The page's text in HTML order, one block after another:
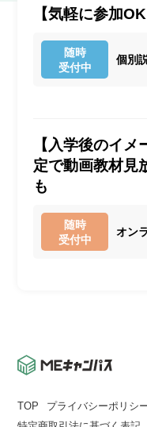
【気軽に参加
随時
受付中
個別
【入学後のイ
定で動画教材見
も
随時
受付中
オン
TOP プライバシーポリシ